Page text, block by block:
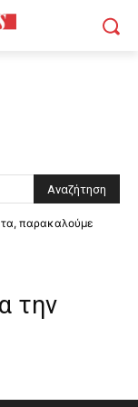
παρακαλούμε
την